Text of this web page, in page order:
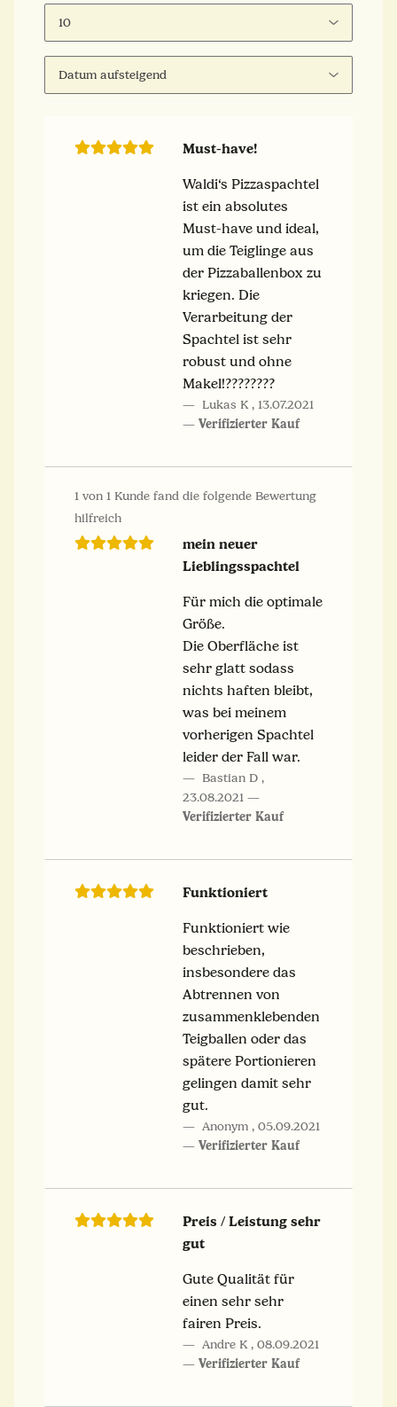
Must-have!
Waldi‘s Pizzaspachtel
ist ein absolutes
Must-have und ideal,
um die Teiglinge aus
der Pizzaballenbox zu
kriegen. Die
Verarbeitung der
Spachtel ist sehr
robust und ohne
Makel!????????
Lukas K , 13.07.2021
Verifizierter Kauf
1 von 1 Kunde fand die folgende Bewertung
hilfreich
mein neuer
Lieblingsspachtel
Für mich die optimale
Größe.
Die Oberfläche ist
sehr glatt sodass
nichts haften bleibt,
was bei meinem
vorherigen Spachtel
leider der Fall war.
Bastian D ,
23.08.2021
Verifizierter Kauf
Funktioniert
Funktioniert wie
beschrieben,
insbesondere das
Abtrennen von
zusammenklebenden
Teigballen oder das
spätere Portionieren
gelingen damit sehr
gut.
Anonym , 05.09.2021
Verifizierter Kauf
Preis / Leistung sehr
gut
Gute Qualität für
einen sehr sehr
fairen Preis.
Andre K , 08.09.2021
Verifizierter Kauf